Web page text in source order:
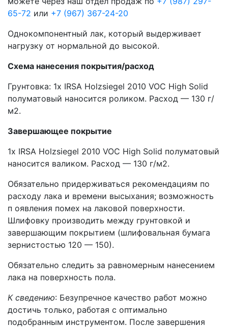
65-72 или +7 (967) 367-24-20
Однокомпонентный лак, который выдерживает
нагрузку от нормальной до высокой.
Схема нанесения покрытия/расход
Грунтовка: 1x IRSA Holzsiegel 2010 VOC High Solid
полуматовый наносится роликом. Расход — 130 г/
м2.
Завершающее покрытие
1x IRSA Holzsiegel 2010 VOC High Solid полуматовый
наносится валиком. Расход — 130 г/м2.
Обязательно придерживаться рекомендациям по
расходу лака и времени высыхания; возможность
п оявления помех на лаковой поверхности.
Шлифовку производить между грунтовкой и
завершающим покрытием (шлифовальная бумага
зернистостью 120 — 150).
Обязательно следить за равномерным нанесением
лака на поверхность пола.
К сведению: Безупречное качество работ можно
достичь только, работая с оптимально
подобранным инструментом. После завершения